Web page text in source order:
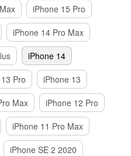
iPhone 15 Pro
iPhone 14 Pro Max
iPhone 14
Pro
iPhone 13
Max
iPhone 12 Pro
iPhone 11 Pro Max
iPhone SE 2 2020